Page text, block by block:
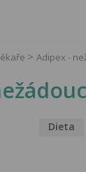
Adipex -
Dieta